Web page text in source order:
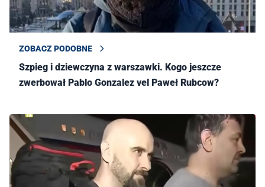
ZOBACZ PODOBNE
Szpieg i dziewczyna z warszawki. Kogo jeszcze
zwerbował Pablo Gonzalez vel Paweł Rubcow?